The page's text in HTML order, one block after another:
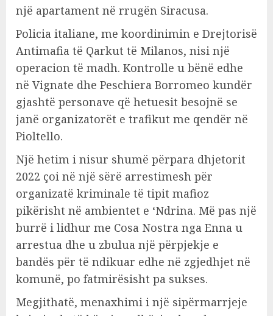
një apartament në rrugën Siracusa.
Policia italiane, me koordinimin e Drejtorisë
Antimafia të Qarkut të Milanos, nisi një
operacion të madh. Kontrolle u bënë edhe
në Vignate dhe Peschiera Borromeo kundër
gjashtë personave që hetuesit besojnë se
janë organizatorët e trafikut me qendër në
Pioltello.
Një hetim i nisur shumë përpara dhjetorit
2022 çoi në një sërë arrestimesh për
organizatë kriminale të tipit mafioz
pikërisht në ambientet e ‘Ndrina. Më pas një
burrë i lidhur me Cosa Nostra nga Enna u
arrestua dhe u zbulua një përpjekje e
bandës për të ndikuar edhe në zgjedhjet në
komunë, po fatmirësisht pa sukses.
Megjithatë, menaxhimi i një sipërmarrjeje